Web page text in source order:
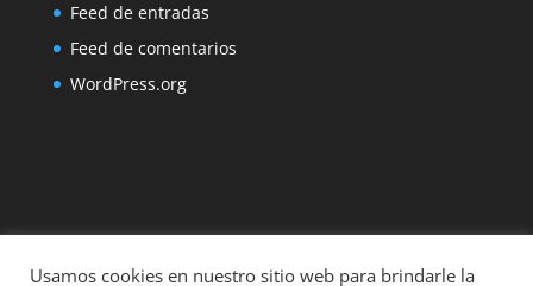
Feed de entradas
Feed de comentarios
WordPress.org
Usamos cookies en nuestro sitio web para brindarle la